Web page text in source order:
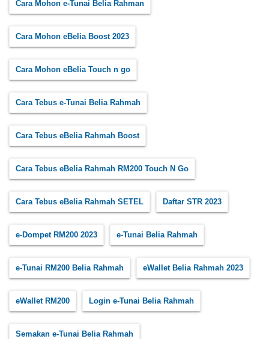
Cara Mohon e-Tunai Belia Rahman
Cara Mohon eBelia Boost 2023
Cara Mohon eBelia Touch n go
Cara Tebus e-Tunai Belia Rahmah
Cara Tebus eBelia Rahmah Boost
Cara Tebus eBelia Rahmah RM200 Touch N Go
Cara Tebus eBelia Rahmah SETEL Daftar STR 2023
e-Dompet RM200 2023 e-Tunai Belia Rahmah
e-Tunai RM200 Belia Rahmah eWallet Belia Rahmah 2023
eWallet RM200 Login e-Tunai Belia Rahmah
Semakan e-Tunai Belia Rahmah